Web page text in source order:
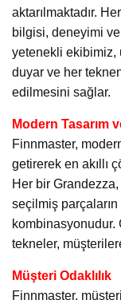
aktarılmaktadır.
bilgisi, deneyimi
yetenekli ekibimiz,
duyar ve her
edilmesini sağlar.
Modern Tasarım
Finnmaster,
getirerek en akıllı
Her bir
seçilmiş
tekneler,
Müşteri Odaklılık
Finnmaster,